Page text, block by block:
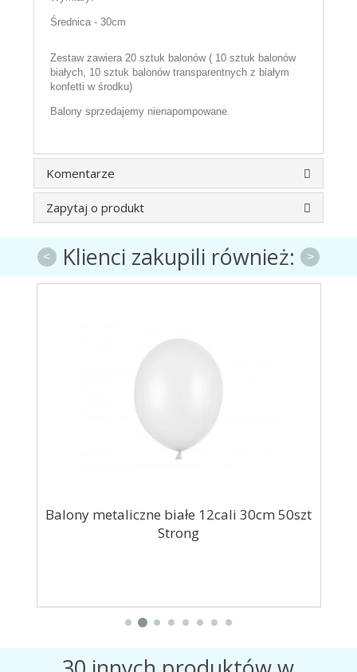
Średnica - 30cm
Zestaw zawiera 20 sztuk balonów ( 10 sztuk balonów
białych, 10 sztuk balonów transparentnych z białym
konfetti w środku)
Balony sprzedajemy nienapompowane.
Komentarze
Zapytaj o produkt
Klienci zakupili również:
Balony metaliczne białe 12cali 30cm 50szt
Strong
< >